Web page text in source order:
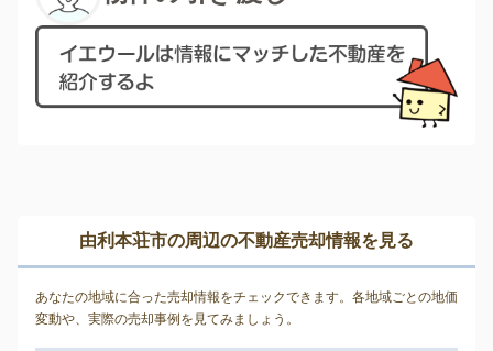
由利本荘市の周辺の不動産売却情報を見る
あなたの地域に合った売却情報をチェックできます。各地域ごとの地価
変動や、実際の売却事例を見てみましょう。